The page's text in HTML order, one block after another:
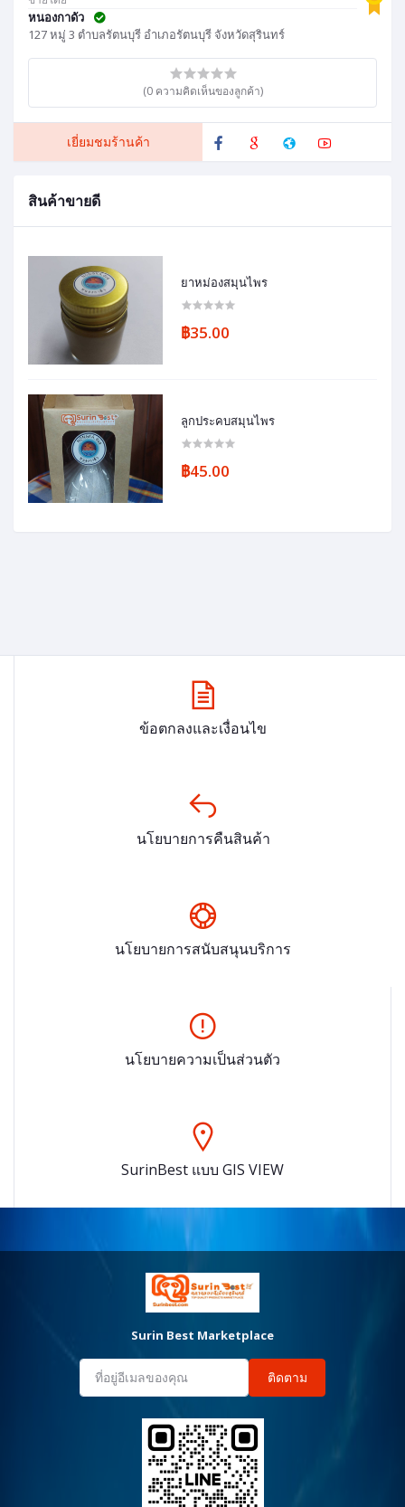
หนองกาดัว
127 หมู่ 3 ตำบลรัตนบุรี อำเภอรัตนบุรี จังหวัดสุรินทร์
(0 ความคิดเห็นของลูกค้า)
เยี่ยมชมร้านค้า
สินค้าขายดี
ยาหม่องสมุนไพร
฿35.00
ลูกประคบสมุนไพร
฿45.00
ข้อตกลงและเงื่อนไข
นโยบายการคืนสินค้า
นโยบายการสนับสนุนบริการ
นโยบายความเป็นส่วนตัว
SurinBest แบบ GIS VIEW
Surin Best Marketplace
ติดตาม